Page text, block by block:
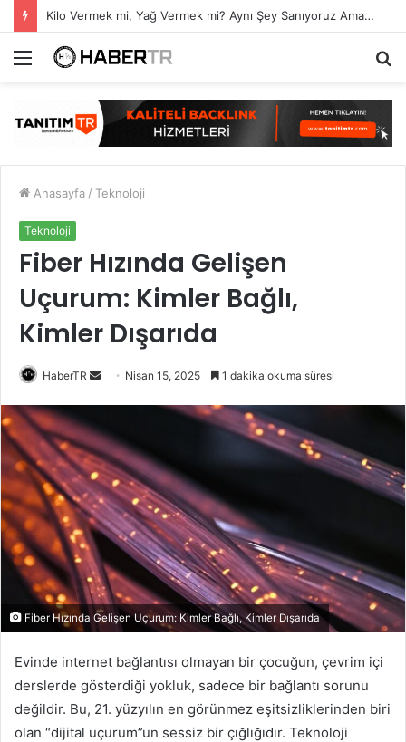
Kilo Vermek mi, Yağ Vermek mi? Aynı Şey Sanıyoruz Ama Değil!
Menü
Anasayfa / Teknoloji
Teknoloji
Fiber Hızında Gelişen
Uçurum: Kimler Bağlı,
Kimler Dışarıda
HaberTR
Bir
göndermek
Nisan 15, 2025 1 dakika okuma süresi
Fiber Hızında Gelişen Uçurum: Kimler Bağlı, Kimler Dışarıda
Evinde internet bağlantısı olmayan bir çocuğun, çevrim içi
derslerde gösterdiği yokluk, sadece bir bağlantı sorunu
değildir. Bu, 21. yüzyılın en görünmez eşitsizliklerinden biri
olan “dijital uçurum”un sessiz bir çığlığıdır. Teknoloji